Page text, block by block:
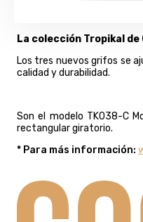
La colección Tropikal
Los tres nuevos grifos se
calidad y durabilidad.
Son el modelo TK038-C
rectangular giratorio.
* Para más información: